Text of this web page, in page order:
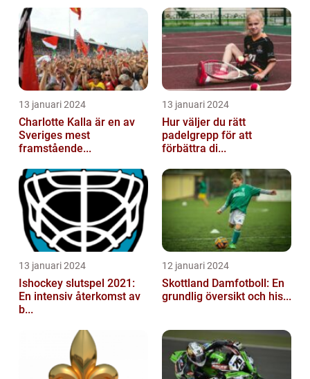
13 januari 2024
Charlotte Kalla är en av
Sveriges mest
framstående...
13 januari 2024
Hur väljer du rätt
padelgrepp för att
förbättra di...
13 januari 2024
Ishockey slutspel 2021:
En intensiv återkomst av
b...
12 januari 2024
Skottland Damfotboll: En
grundlig översikt och his...